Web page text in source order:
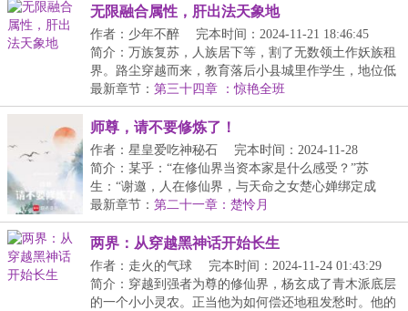
无限融合属性，肝出法天象地
作者：少年不醉
完本时间：2024-11-21 18:46:45
简介：万族复苏，人族居下等，割了无数领土作妖族租
界。路尘穿越而来，教育落后小县城里作学生，地位低
微...
最新章节： 第三十四章 ：惊艳全班
师尊，请不要修炼了！
作者：星皇爱吃神秘石
完本时间：2024-11-28
20:40:27
简介：某乎：“在修仙界当资本家是什么感受？”苏
生：“谢邀，人在修仙界，与天命之女楚心婵绑定成
功，每...
最新章节： 第二十一章：楚怜月
两界：从穿越黑神话开始长生
作者：走火的气球
完本时间：2024-11-24 01:43:29
简介：穿越到强者为尊的修仙界，杨玄成了青木派底层
的一个小小灵农。正当他为如何偿还地租发愁时。他的